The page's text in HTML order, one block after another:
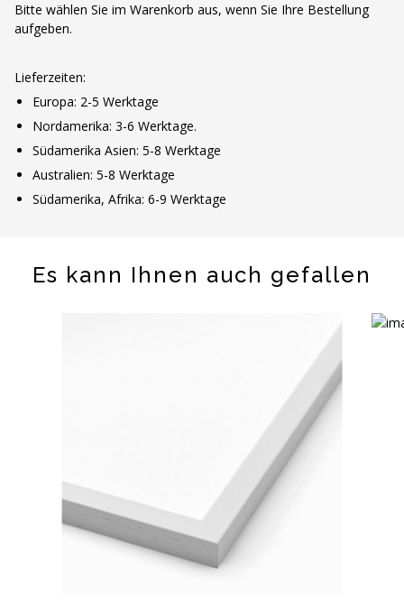
Bitte wählen Sie im Warenkorb aus, wenn Sie Ihre Bestellung
aufgeben.
Lieferzeiten:
Europa: 2-5 Werktage
Nordamerika: 3-6 Werktage.
Südamerika Asien: 5-8 Werktage
Australien: 5-8 Werktage
Südamerika, Afrika: 6-9 Werktage
Es kann Ihnen auch gefallen